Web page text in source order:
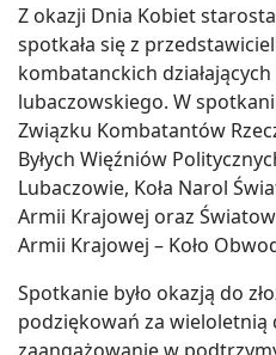
Z okazji Dnia Kobiet
spotkała się z
kombatanckich
lubaczowskiego. W
Związku Kombatantów
Byłych Więźniów
Lubaczowie, Koła Narol
Armii Krajowej oraz
Armii Krajowej – Koło
Spotkanie było okazją do
podziękowań za wieloletnią
zaangażowanie w